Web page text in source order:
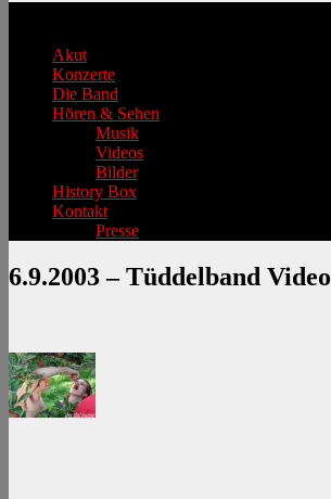
Akut
Konzerte
Die Band
Hören & Sehen
Musik
Videos
Bilder
History Box
Kontakt
Presse
6.9.2003 – Tüddelband Video